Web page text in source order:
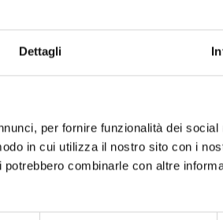
Dettagli
per fornire funzionalità dei
in cui utilizza il nostro sito con i
combinarle con altre
LOVE IS WAR n. 28